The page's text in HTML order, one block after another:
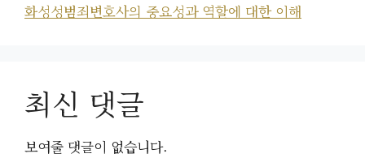
화성성범죄변호사의 중요성과 역할에 대한 이해
최신 댓글
보여줄 댓글이 없습니다.